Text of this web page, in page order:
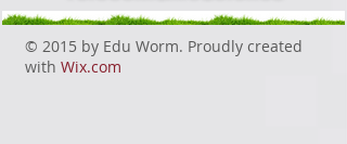
© 2015 by Edu Worm. Proudly created
with Wix.com